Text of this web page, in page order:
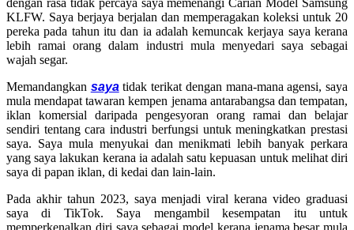
dengan rasa tidak percaya saya memenangi Carian Model Samsung
KLFW. Saya berjaya berjalan dan memperagakan koleksi untuk 20
pereka pada tahun itu dan ia adalah kemuncak kerjaya saya kerana
lebih ramai orang dalam industri mula menyedari saya sebagai
wajah segar.
Memandangkan sayatidak terikat dengan mana-mana agensi, saya
mula mendapat tawaran kempen jenama antarabangsa dan tempatan,
iklan komersial daripada pengesyoran orang ramai dan belajar
sendiri tentang cara industri berfungsi untuk meningkatkan prestasi
saya. Saya mula menyukai dan menikmati lebih banyak perkara
yang saya lakukan kerana ia adalah satu kepuasan untuk melihat diri
saya di papan iklan, di kedai dan lain-lain.
Pada akhir tahun 2023, saya menjadi viral kerana video graduasi
saya di TikTok. Saya mengambil kesempatan itu untuk